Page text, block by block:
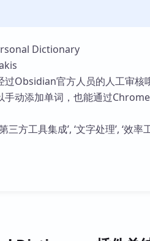
Dictionary
过Obsidian官方人员的人工审核
手动添加单词，也能通过
三方工具集成’, ‘文字处理’, ‘效率